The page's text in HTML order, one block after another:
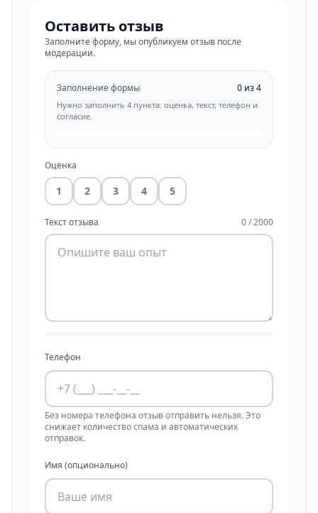
Оставить отзыв
Заполните форму, мы опубликуем отзыв после
модерации.
Заполнение формы 0 из 4
Нужно заполнить 4 пункта: оценка, текст, телефон и
согласие.
Оценка
1 2 3 4 5
Текст отзыва 0 / 2000
Телефон
Без номера телефона отзыв отправить нельзя. Это
снижает количество спама и автоматических
отправок.
Имя (опционально)